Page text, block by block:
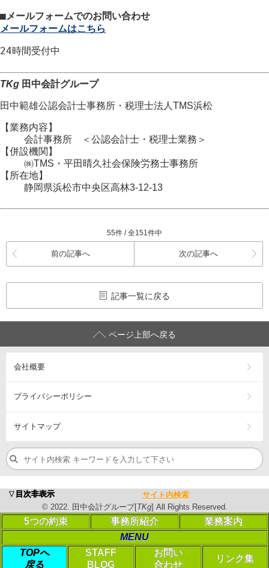
▼目次非表示
サイト内検索
© 2022. 田中会計グループ[TKg] All Rights Reserved.
5つの約束 事務所紹介
業務案内
MENU
TOPへ
戻る
STAFF
BLOG
お問い
合わせ
リンク集
■メールフォームでのお問い合わせ
メールフォームはこちら
24時間受付中
TKg 田中会計グループ
田中範雄公認会計士事務所 ・ 税理士法人TMS浜松
【業務内容】
会計事務所 ＜公認会計士・税理士業務＞
【併設機関】
㈱TMS・平田晴久社会保険労務士事務所
【所在地】
静岡県浜松市中央区高林3-12-13
55件 / 全151件中
前の記事へ 次の記事へ
記事一覧に戻る
ページ上部へ戻る
会社概要
プライバシーポリシー
サイトマップ
浜松市の税理士・公認会計士、会計･税務（相続税・確定申
営業エリア：浜松市中央区・浜松市 浜名区・浜松市天竜区
©2023. 田中会計グループ[TKg] All Rights Reserved.
PC表示に切り替える